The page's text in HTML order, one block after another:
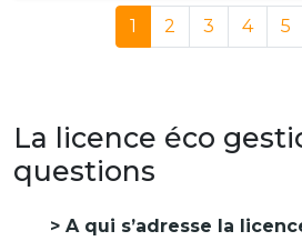
1 2 3 4 5
La licence éco
questions